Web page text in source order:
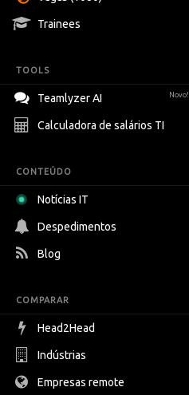
Trainees
TOOLS
Teamlyzer AI Novo!
Calculadora de salários TI
CONTEÚDO
Notícias IT
Despedimentos
Blog
COMPARAR
Head2Head
Indústrias
Empresas remote